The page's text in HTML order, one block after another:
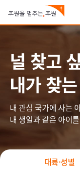
나와 너의
널 찾고
내가 찾
내 관심 국가에 사는
내 생일과 같은 아이
대륙·성별